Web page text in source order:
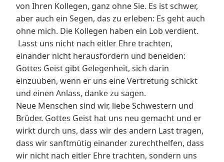
von Ihren Kollegen, ganz ohne Sie. Es ist schwer,
aber auch ein Segen, das zu erleben: Es geht auch
ohne mich. Die Kollegen haben ein Lob verdient.
Lasst uns nicht nach eitler Ehre trachten,
einander nicht herausfordern und beneiden:
Gottes Geist gibt Gelegenheit, sich darin
einzuüben, wenn er uns eine Vertretung schickt
und einen Anlass, danke zu sagen.
Neue Menschen sind wir, liebe Schwestern und
Brüder. Gottes Geist hat uns neu gemacht und er
wirkt durch uns, dass wir des andern Last tragen,
dass wir sanftmütig einander zurechthelfen, dass
wir nicht nach eitler Ehre trachten, sondern uns